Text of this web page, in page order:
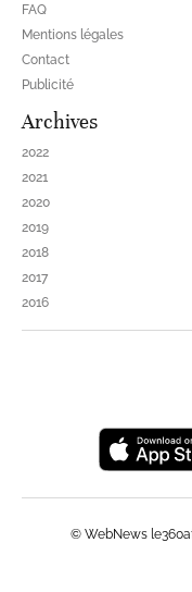
FAQ
Mentions légales
Contact
Publicité
Archives
2022
2021
2020
2019
2018
2017
2016
© WebNews